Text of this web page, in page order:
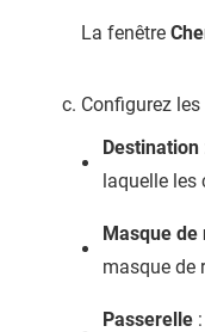
La fenêtre
Configurez les
Destination
laquelle les
Masque de
masque de
Passerelle